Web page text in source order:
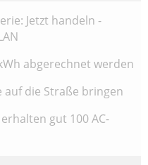
Jetzt handeln -
abgerechnet werden
auf die Straße bringen
gut 100 AC-